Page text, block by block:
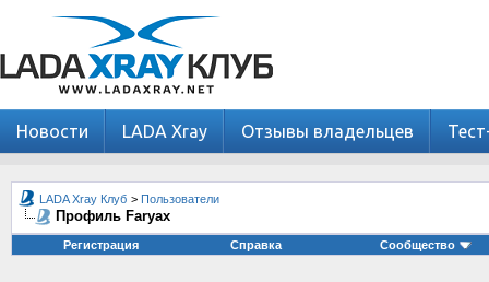
Новости LADA Xray Отзывы владельцев
LADA Xray Клуб > Пользователи
Профиль Faryax
Регистрация Справка Сообщество